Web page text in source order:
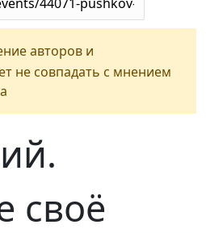
авторов и
не совпадать с мнением
своё